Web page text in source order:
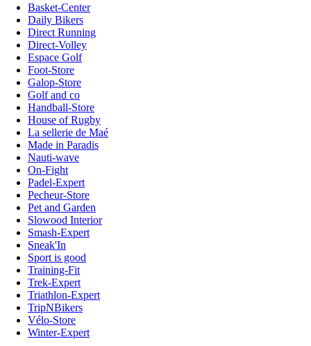
Basket-Center
Daily Bikers
Direct Running
Direct-Volley
Espace Golf
Foot-Store
Galop-Store
Golf and co
Handball-Store
House of Rugby
La sellerie de Maé
Made in Paradis
Nauti-wave
On-Fight
Padel-Expert
Pecheur-Store
Pet and Garden
Slowood Interior
Smash-Expert
Sneak'In
Sport is good
Training-Fit
Trek-Expert
Triathlon-Expert
TripNBikers
Vélo-Store
Winter-Expert